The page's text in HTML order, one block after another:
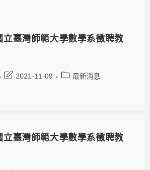
立臺灣師範大學數學系徵聘教
2021-11-09 最新消息
立臺灣師範大學數學系徵聘教